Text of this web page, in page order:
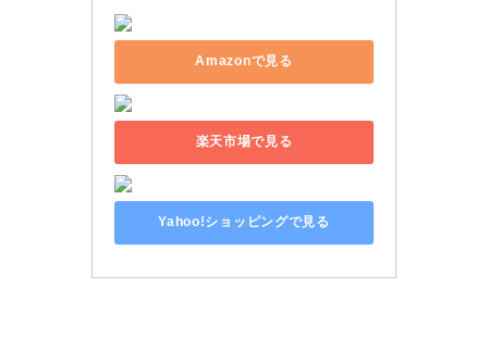
Amazonで見る
楽天市場で見る
Yahoo!ショッピングで見る